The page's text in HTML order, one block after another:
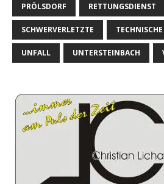
PRÖLSDORF RETTUNGSDIENST
SCHWERVERLETZTE
UNFALL UNTERSTEINBACH